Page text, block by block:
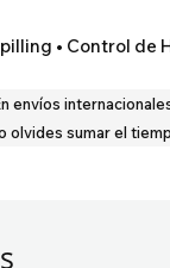
• Control de
envíos
olvides sumar el